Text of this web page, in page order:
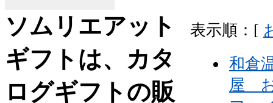
表示順：[
和倉
屋
ソムリエアット
ギフトは、カタ
ログギフトの販